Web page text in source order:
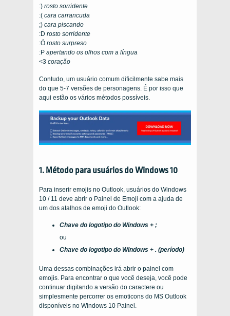
:) rosto sorridente
:( cara carrancuda
;) cara piscando
:D rosto sorridente
:Ó rosto surpreso
:P apertando os olhos com a língua
<3 coração
Contudo, um usuário comum dificilmente sabe mais
do que 5-7 versões de personagens. É por isso que
aqui estão os vários métodos possíveis.
1. Método para usuários do Windows 10
Para inserir emojis no Outlook, usuários do Windows
10 / 11 deve abrir o Painel de Emoji com a ajuda de
um dos atalhos de emoji do Outlook:
Chave do logotipo do Windows + ;
ou
Chave do logotipo do Windows + . (período)
Uma dessas combinações irá abrir o painel com
emojis. Para encontrar o que você deseja, você pode
continuar digitando a versão do caractere ou
simplesmente percorrer os emoticons do MS Outlook
disponíveis no Windows 10 Painel.